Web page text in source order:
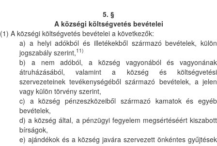
5. §
A községi költségvetés bevételei
(1) A községi költségvetés bevételei a következők:
a) a helyi adókból és illetékekből származó bevételek, külön
jogszabály szerint,11)
b) a nem adóból, a község vagyonából és vagyonának
átruházásából, valamint a község és költségvetési
szervezeteinek tevékenységéből származó bevételek, a jelen
vagy külön törvény szerint,
c) a község pénzeszközeiből származó kamatok és egyéb
bevételek,
d) a község által, a pénzügyi fegyelem megsértéséért kiszabott
bírságok,
e) ajándékok és a község javára szervezett önkéntes gyűjtések